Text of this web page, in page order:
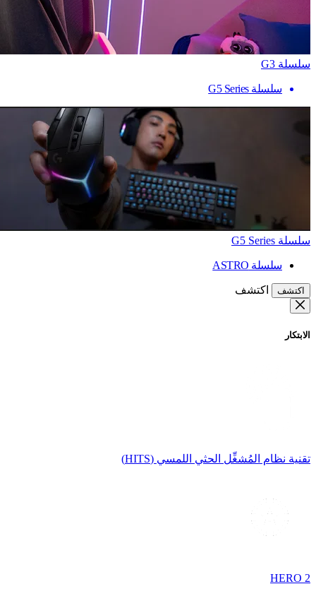
سلسلة G3
سلسلة G5 Series
سلسلة G5 Series
سلسلة ASTRO
اكتشف اكتشف
الابتكار
تقنية نظام المُشغِّل الحثي اللمسي (HITS)
HERO 2